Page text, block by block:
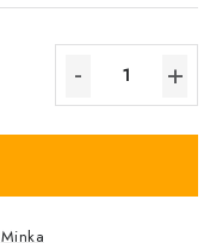
Minka